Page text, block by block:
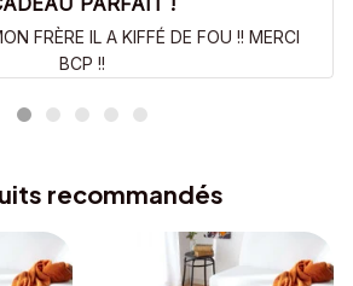
FRÈRE IL A KIFFÉ DE FOU !! MERCI
BCP !!
recommandés